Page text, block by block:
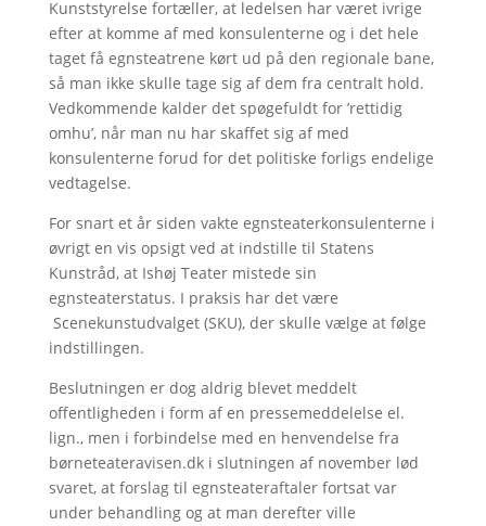
Kunststyrelse fortæller, at ledelsen har været ivrige
efter at komme af med konsulenterne og i det hele
taget få egnsteatrene kørt ud på den regionale bane,
så man ikke skulle tage sig af dem fra centralt hold.
Vedkommende kalder det spøgefuldt for ’rettidig
omhu’, når man nu har skaffet sig af med
konsulenterne forud for det politiske forligs endelige
vedtagelse.
For snart et år siden vakte egnsteaterkonsulenterne i
øvrigt en vis opsigt ved at indstille til Statens
Kunstråd, at Ishøj Teater mistede sin
egnsteaterstatus. I praksis har det være
Scenekunstudvalget (SKU), der skulle vælge at følge
indstillingen.
Beslutningen er dog aldrig blevet meddelt
offentligheden i form af en pressemeddelelse el.
lign., men i forbindelse med en henvendelse fra
børneteateravisen.dk i slutningen af november lød
svaret, at forslag til egnsteateraftaler fortsat var
under behandling og at man derefter ville